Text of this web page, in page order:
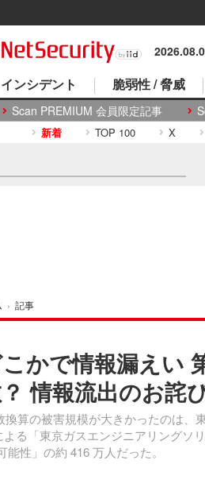
Scan PREMIUM 会員限定記事
インシデント 脆弱性 / 脅威
新着 TOP 100 X
› 記事
かで情報漏えい
情報流出のお詫
算の被害規模が大きかったのは、
る「東京ガスエンジニアリングソ
性」の約 416 万人だった。